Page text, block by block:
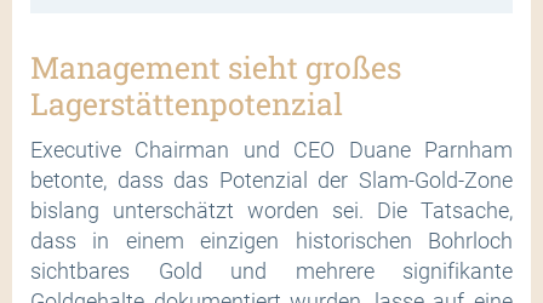
Management sieht großes
Lagerstättenpotenzial
Executive Chairman und CEO Duane Parnham
betonte, dass das Potenzial der Slam-Gold-Zone
bislang unterschätzt worden sei. Die Tatsache,
dass in einem einzigen historischen Bohrloch
sichtbares Gold und mehrere signifikante